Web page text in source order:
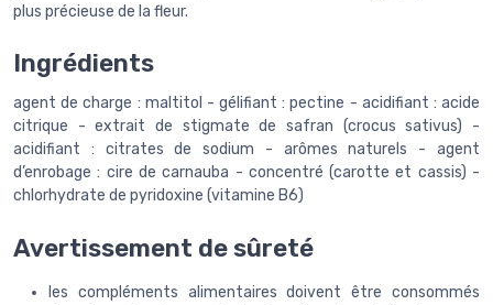
plus précieuse de la fleur.
Ingrédients
agent de charge : maltitol - gélifiant : pectine - acidifiant : acide
citrique - extrait de stigmate de safran (crocus sativus) -
acidifiant : citrates de sodium - arômes naturels - agent
d’enrobage : cire de carnauba - concentré (carotte et cassis) -
chlorhydrate de pyridoxine (vitamine B6)
Avertissement de sûreté
les compléments alimentaires doivent être consommés